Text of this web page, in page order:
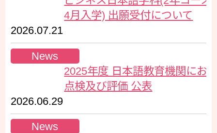
4月入学) 出願受付について
2026.07.21
News
2025年度 日本語教育機関にお
点検及び評価 公表
2026.06.29
News